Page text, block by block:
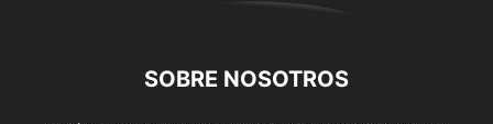
SOBRE NOSOTROS